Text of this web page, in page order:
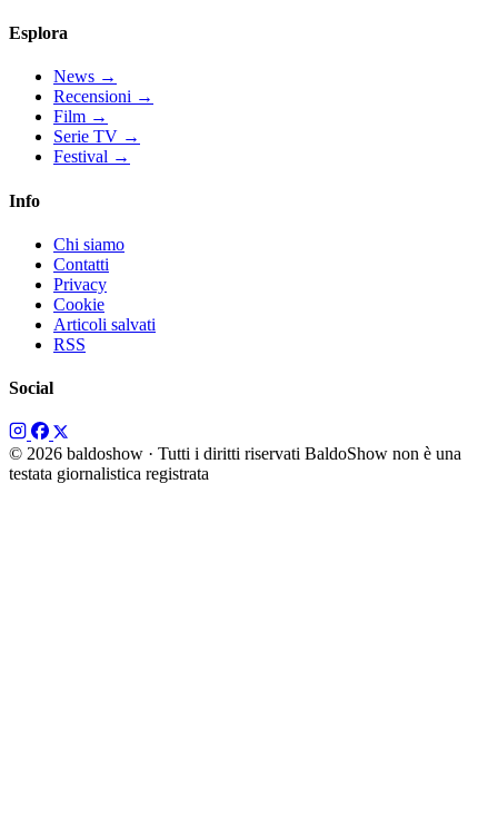
Esplora
News →
Recensioni →
Film →
Serie TV →
Festival →
Info
Chi siamo
Contatti
Privacy
Cookie
Articoli salvati
RSS
Social
© 2026 baldoshow · Tutti i diritti riservati BaldoShow non è una
testata giornalistica registrata